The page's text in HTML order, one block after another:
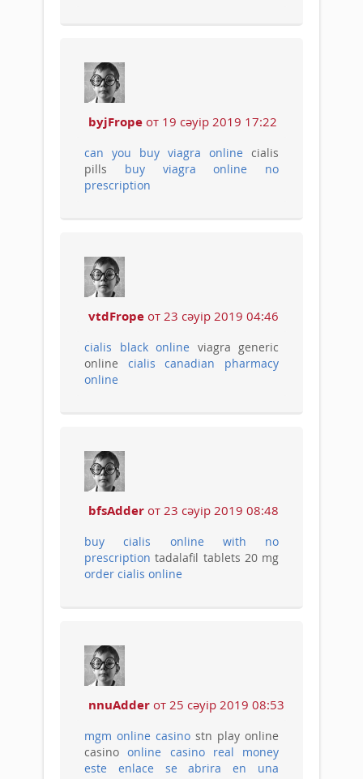
byjFrope от 19 сәуір 2019 17:22
can you buy viagra online cialis
pills buy viagra online no
prescription
vtdFrope от 23 сәуір 2019 04:46
cialis black online viagra generic
online cialis canadian pharmacy
online
bfsAdder от 23 сәуір 2019 08:48
buy cialis online with no
prescription tadalafil tablets 20 mg
order cialis online
nnuAdder от 25 сәуір 2019 08:53
mgm online casino stn play online
casinoonline casino real money
este enlace se abrira en una